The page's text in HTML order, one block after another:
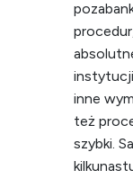
inne
też
szybki.